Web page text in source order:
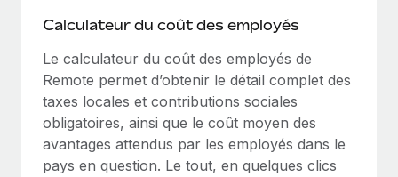
Calculateur du coût des employés
Le calculateur du coût des employés de
Remote permet d’obtenir le détail complet des
taxes locales et contributions sociales
obligatoires, ainsi que le coût moyen des
avantages attendus par les employés dans le
pays en question. Le tout, en quelques clics